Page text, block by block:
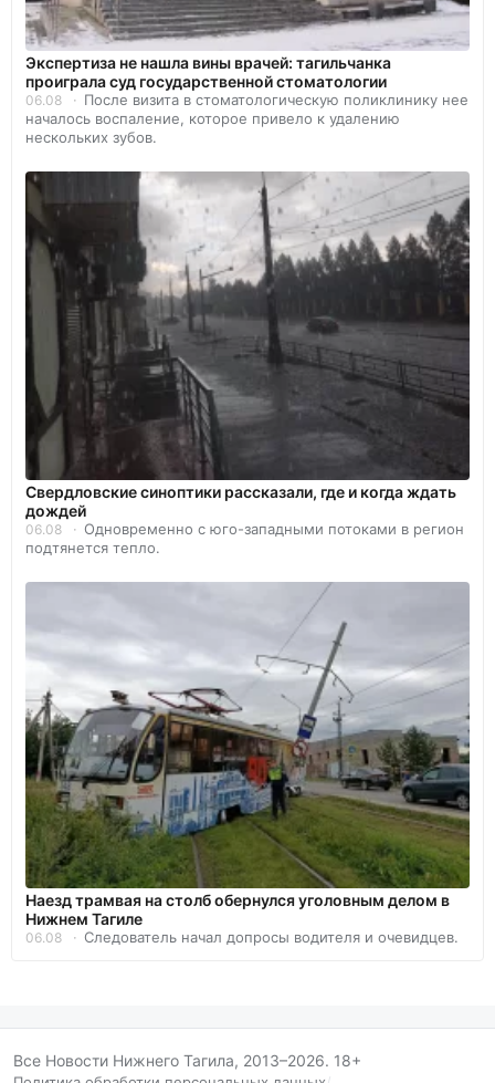
Экспертиза не нашла вины врачей: тагильчанка
проиграла суд государственной стоматологии
06.08
После визита в стоматологическую поликлинику нее
началось воспаление, которое привело к удалению
нескольких зубов.
Свердловские синоптики рассказали, где и когда ждать
дождей
06.08
Одновременно с юго-западными потоками в регион
подтянется тепло.
Наезд трамвая на столб обернулся уголовным делом в
Нижнем Тагиле
06.08 Следователь начал допросы водителя и очевидцев.
Все Новости Нижнего Тагила, 2013–2026. 18+